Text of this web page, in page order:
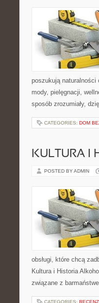
poszukują naturalności
mody, pielęgnacji,
sposób zrozumiały,
CATEGORIES: DOM
KULTURA I
POSTED BY ADMIN
obsługi, które chcą
Kultura i Historia
związane z
CATEGORIES: